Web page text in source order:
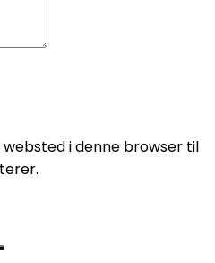
i denne browser til